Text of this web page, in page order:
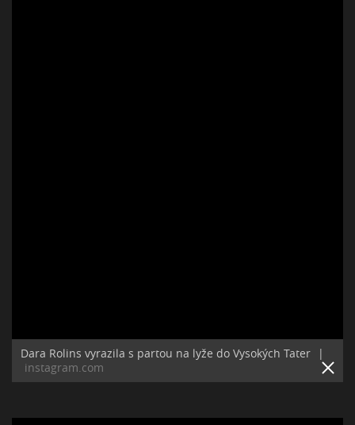
Dara Rolins vyrazila s partou na lyže do Vysokých Tater
|
instagram.com